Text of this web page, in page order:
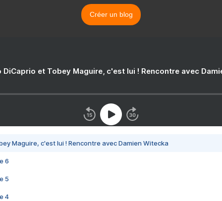
Créer un blog
DiCaprio et Tobey Maguire, c'est lui ! Rencontre avec
Maguire, c'est lui ! Rencontre avec Damien Witecka
6
5
4